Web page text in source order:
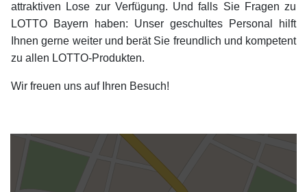
attraktiven Lose zur Verfügung. Und falls Sie Fragen zu
LOTTO Bayern haben: Unser geschultes Personal hilft
Ihnen gerne weiter und berät Sie freundlich und kompetent
zu allen LOTTO-Produkten.
Wir freuen uns auf Ihren Besuch!